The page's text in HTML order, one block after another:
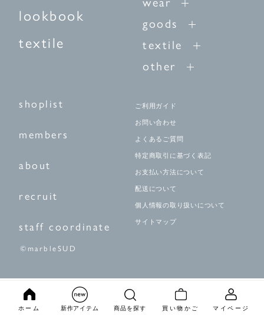
lookbook
textile
goods
textile
other
shoplist
members
about
recruit
staff coordinate
ご利用ガイド
お問い合わせ
よくあるご質問
特定商取引に基づく表記
お支払い方法について
配送について
個人情報の取り扱いについて
サイトマップ
©marbleSUD
ホーム 新作アイテム 商品を探す 買い物かご マイページ